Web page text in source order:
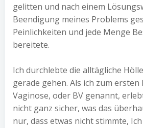
gelitten und nach einem
Beendigung meines Problems
Peinlichkeiten und jede Menge
bereitete.
Ich durchlebte die alltägliche
gerade gehen. Als ich zum
Vaginose, oder BV genannt,
nicht ganz sicher, was das
nur, dass etwas nicht stimmte,